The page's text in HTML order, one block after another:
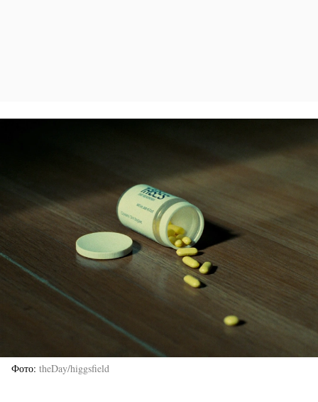
Фото theDay/higgsfield